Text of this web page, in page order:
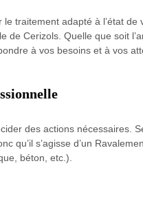
traitement adapté à l’état de
Cerizols. Quelle que soit
à vos besoins et à vos
des actions nécessaires.
s’agisse d’un
béton, etc.).